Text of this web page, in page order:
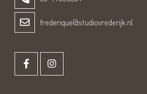
frederique@studiovrederijk.nl